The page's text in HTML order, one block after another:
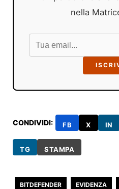
nella
CONDIVIDI: FB X IN
TG STAMPA
BITDEFENDER EVIDENZA